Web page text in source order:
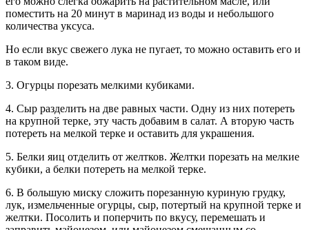
поместить на 20 минут в маринад из воды и небольшого
количества уксуса.
Но если вкус свежего лука не пугает, то можно оставить его и
в таком виде.
3. Огурцы порезать мелкими кубиками.
4. Сыр разделить на две равных части. Одну из них потереть
на крупной терке, эту часть добавим в салат. А вторую часть
потереть на мелкой терке и оставить для украшения.
5. Белки яиц отделить от желтков. Желтки порезать на мелкие
кубики, а белки потереть на мелкой терке.
6. В большую миску сложить порезанную куриную грудку,
лук, измельченные огурцы, сыр, потертый на крупной терке и
желтки. Посолить и поперчить по вкусу, перемешать и